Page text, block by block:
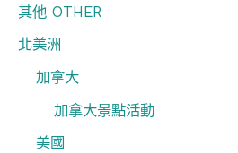
其他 OTHER
北美洲
加拿大
加拿大景點活動
美國